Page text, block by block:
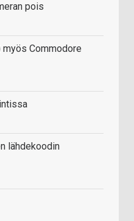
pois
Commodore
lähdekoodin